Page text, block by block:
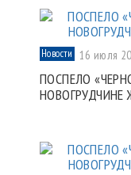
Новости 16 июля
ПОСПЕЛО
НОВОГРУДЧИНЕ